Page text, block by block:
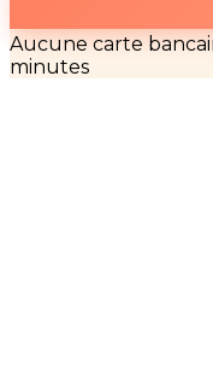
Aucune carte
minutes